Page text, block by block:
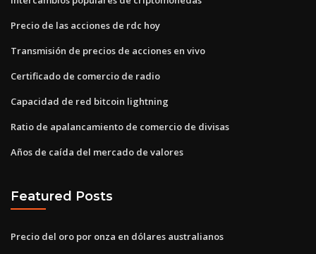
Precio de las acciones de rdc hoy
Transmisión de precios de acciones en vivo
Certificado de comercio de radio
Capacidad de red bitcoin lightning
Ratio de apalancamiento de comercio de divisas
Años de caída del mercado de valores
Featured Posts
Precio del oro por onza en dólares australianos